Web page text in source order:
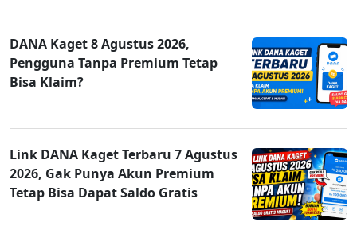
DANA Kaget 8 Agustus 2026,
Pengguna Tanpa Premium Tetap
Bisa Klaim?
Link DANA Kaget Terbaru 7 Agustus
2026, Gak Punya Akun Premium
Tetap Bisa Dapat Saldo Gratis